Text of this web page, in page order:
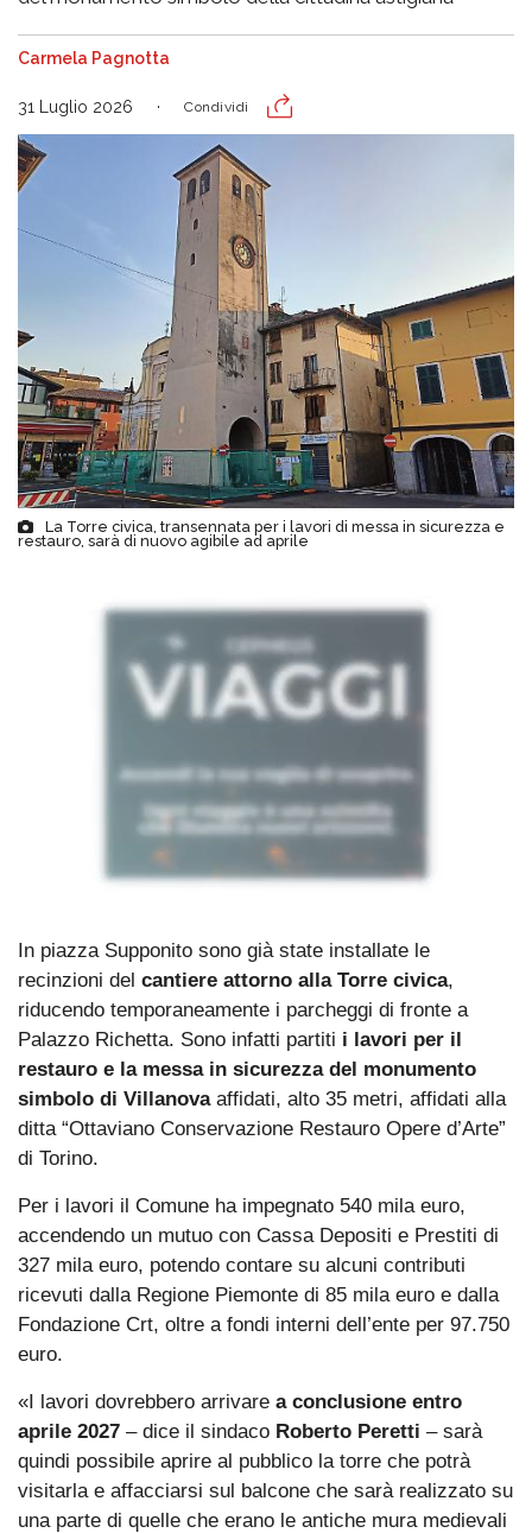
Carmela Pagnotta
31 Luglio 2026 Condividi
La Torre civica, transennata per i lavori di messa in sicurezza e
restauro, sarà di nuovo agibile ad aprile
In piazza Supponito sono già state installate le
recinzioni del cantiere attorno alla Torre civica,
riducendo temporaneamente i parcheggi di fronte a
Palazzo Richetta. Sono infatti partiti i lavori per il
restauro e la messa in sicurezza del monumento
simbolo di Villanovaaffidati, alto 35 metri, affidati alla
ditta “Ottaviano Conservazione Restauro Opere d’Arte”
di Torino.
Per i lavori il Comune ha impegnato 540 mila euro,
accendendo un mutuo con Cassa Depositi e Prestiti di
327 mila euro, potendo contare su alcuni contributi
ricevuti dalla Regione Piemonte di 85 mila euro e dalla
Fondazione Crt, oltre a fondi interni dell’ente per 97.750
euro.
«I lavori dovrebbero arrivare a conclusione entro
aprile 2027 – dice il sindaco Roberto Peretti – sarà
quindi possibile aprire al pubblico la torre che potrà
visitarla e affacciarsi sul balcone che sarà realizzato su
una parte di quelle che erano le antiche mura medievali